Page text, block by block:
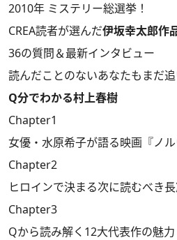
2010年 ミステリー総選挙！
CREA読者が選んだ伊坂幸太郎作
36の質問＆最新インタビュー
読んだことのないあなたもまだ
Q分でわかる村上春樹
Chapter1
女優・水原希子が語る映画『ノル
Chapter2
ヒロインで決まる次に読むべき
Chapter3
Qから読み解く12大代表作の魅力